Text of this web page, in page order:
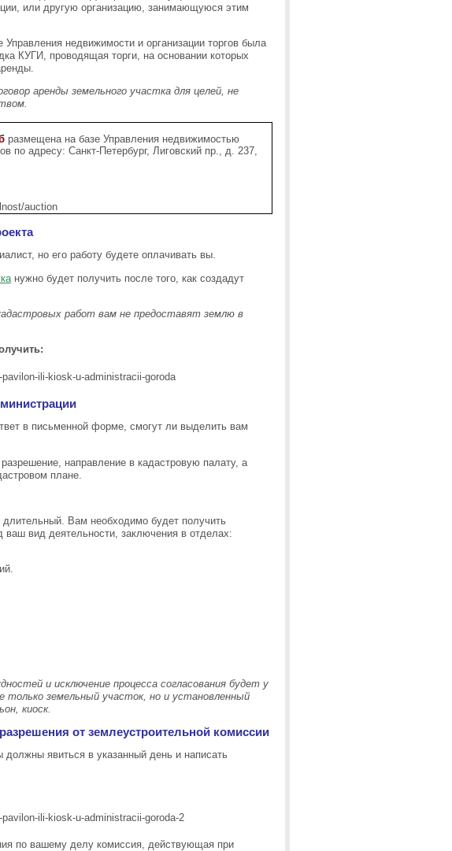
или другую организацию, занимающуюся этим
Управления недвижимости и организации торгов была
КУГИ, проводящая торги, на основании которых
аренды земельного участка для целей, не
размещена на базе Управления недвижимостью
по адресу: Санкт-Петербург, Лиговский пр., д. 237,
auction
но его работу будете оплачивать вы.
нужно будет получить после того, как создадут
работ вам не предоставят землю в
в письменной форме, смогут ли выделить вам
направление в кадастровую палату, а
плане.
Вам необходимо будет получить
ваш вид деятельности, заключения в отделах:
и исключение процесса согласования будет у
только земельный участок, но и установленный
киоск.
от землеустроительной комиссии
явиться в указанный день и написать
по вашему делу комиссия, действующая при